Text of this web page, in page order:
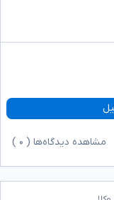
مشاهده دیدگاه‌ها ( ۰